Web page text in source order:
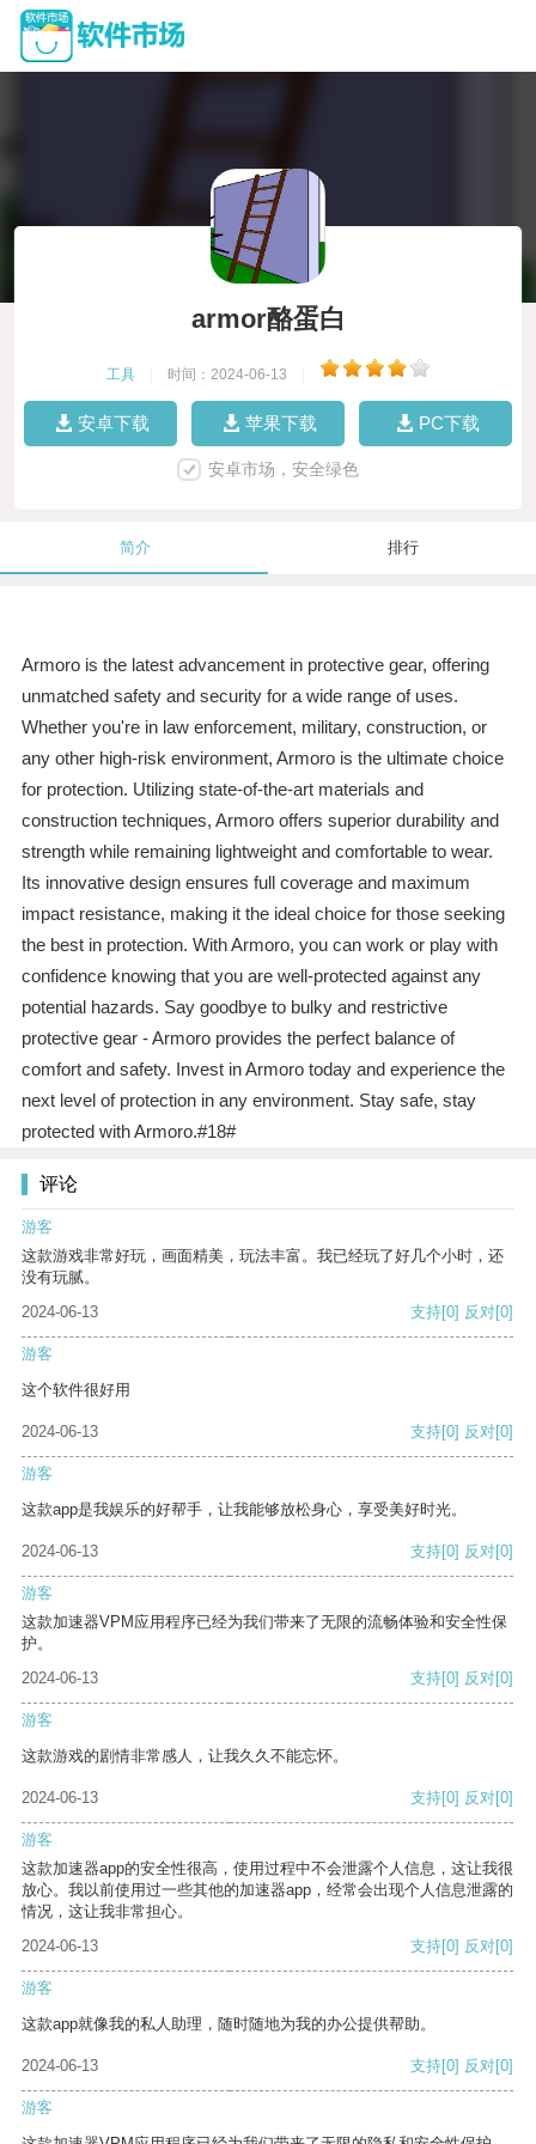
armor酪蛋白
工具 时间：2024-06-13
安卓下载 苹果下载 PC下载
安卓市场，安全绿色
简介 排行
Armoro is the latest advancement in protective gear, offering
unmatched safety and security for a wide range of uses.
Whether you're in law enforcement, military, construction, or
any other high-risk environment, Armoro is the ultimate choice
for protection. Utilizing state-of-the-art materials and
construction techniques, Armoro offers superior durability and
strength while remaining lightweight and comfortable to wear.
Its innovative design ensures full coverage and maximum
impact resistance, making it the ideal choice for those seeking
the best in protection. With Armoro, you can work or play with
confidence knowing that you are well-protected against any
potential hazards. Say goodbye to bulky and restrictive
protective gear - Armoro provides the perfect balance of
comfort and safety. Invest in Armoro today and experience the
next level of protection in any environment. Stay safe, stay
protected with Armoro.#18#
评论
游客
这款游戏非常好玩，画面精美，玩法丰富。我已经玩了好几个小时，还
没有玩腻。
2024-06-13
支持[0] 反对[0]
游客
这个软件很好用
2024-06-13 支持[0] 反对[0]
游客
这款app是我娱乐的好帮手，让我能够放松身心，享受美好时光。
2024-06-13 支持[0] 反对[0]
游客
这款加速器VPM应用程序已经为我们带来了无限的流畅体验和安全性保
护。
2024-06-13
支持[0] 反对[0]
游客
这款游戏的剧情非常感人，让我久久不能忘怀。
2024-06-13 支持[0] 反对[0]
游客
这款加速器app的安全性很高，使用过程中不会泄露个人信息，这让我很
放心。我以前使用过一些其他的加速器app，经常会出现个人信息泄露的
情况，这让我非常担心。
2024-06-13
支持[0] 反对[0]
游客
这款app就像我的私人助理，随时随地为我的办公提供帮助。
2024-06-13 支持[0] 反对[0]
游客